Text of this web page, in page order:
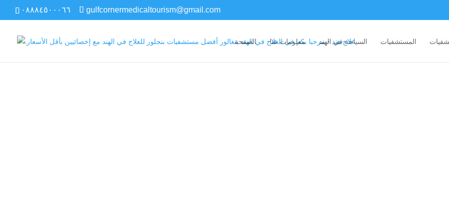
٠٨٨٨٤٥٠٠٠٦٦ gulfcornermedicaltourism@gmail.com
الصفحة معلومات عنا السياحة في الهند المستشفيات